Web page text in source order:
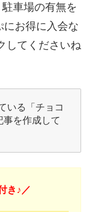
車場の有無を
にお得に入会な
してくださいね
いる「チョコ
を作成して
き♪／